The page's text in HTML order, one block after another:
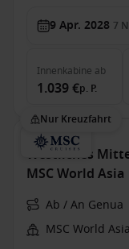
9 Apr. 2028 7
Innenkabine ab
1.039 €p. P.
Nur Kreuzfahrt
Westliches
MSC World Asia
Ab / An Genua
MSC World Asia